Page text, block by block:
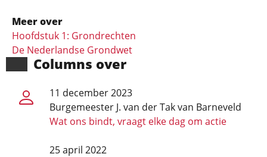
Meer over
Hoofdstuk 1: Grondrechten
De Nederlandse Grondwet
Columns over
11 december 2023
Burgemeester J. van der Tak van Barneveld
Wat ons bindt, vraagt elke dag om actie
25 april 2022